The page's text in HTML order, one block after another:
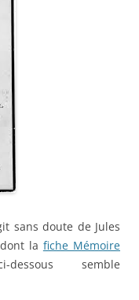
sans doute de Jules
la fiche Mémoire
semble